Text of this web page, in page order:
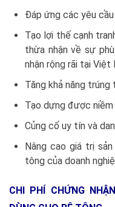
Đáp ứng các yêu
Tạo lợi thế cạnh
thừa nhận về sự
nhận rộng rãi tại
Tăng khả năng trúng
Tạo dựng được
Củng cố uy tín và
Nâng cao giá trị
tông của doanh
CHI PHÍ CHỨNG